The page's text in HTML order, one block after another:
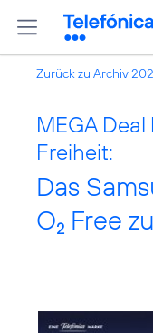
Zurück zu Archiv
MEGA Deal
Freiheit:
Das
O2 Free